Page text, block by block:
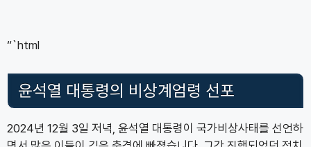
“`html
윤석열 대통령의 비상계엄령 선포
2024년 12월 3일 저녁, 윤석열 대통령이 국가비상사태를 선언하